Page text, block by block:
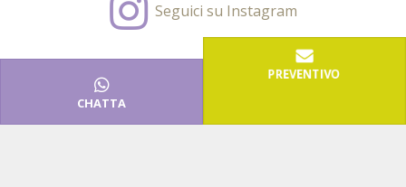
Seguici su Instagram
2026 Un progetto
CHATTA
PREVENTIVO